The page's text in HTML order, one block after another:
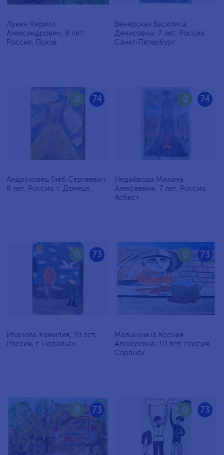
Лукин Кирилл
Александрович, 8 лет,
Россия, Псков
Венерская Василиса
Денисовна, 7 лет, Россия,
Санкт-Петербург
74
0
Андруховец Глеб Сергеевич,
8 лет, Россия, г. Донецк
74
0
Недайвода Милана
Алексеевна, 7 лет, Россия,
Асбест
73
0
Иванова Камилия, 10 лет,
Россия, г. Подольск
73
0
Малышкина Ксения
Алексеевна, 10 лет, Россия,
Саранск
73
0 73
0